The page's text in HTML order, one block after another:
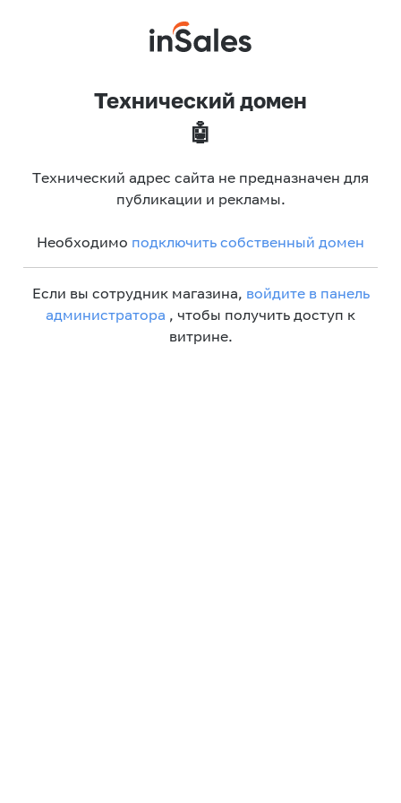
Технический домен
🤖
Технический адрес сайта не предназначен для
публикации и рекламы.
Необходимо подключить собственный домен
Если вы сотрудник магазина, войдите в панель
администратора , чтобы получить доступ к
витрине.